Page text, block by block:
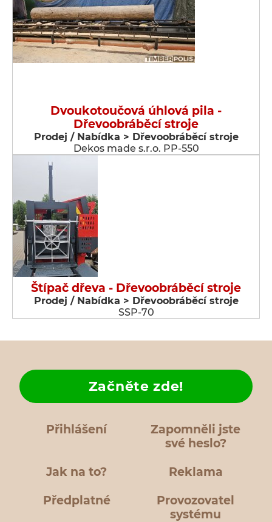
Dvoukotoučová úhlová pila -
Dřevoobráběcí stroje
Prodej / Nabídka > Dřevoobráběcí stroje
Dekos made s.r.o. PP-550
Štípač dřeva - Dřevoobráběcí stroje
Prodej / Nabídka > Dřevoobráběcí stroje
SSP-70
Přihlášení
Zapomněli jste
své heslo?
Jak na to?
Začněte zde!
Reklama
Předplatné
Provozovatel
systému